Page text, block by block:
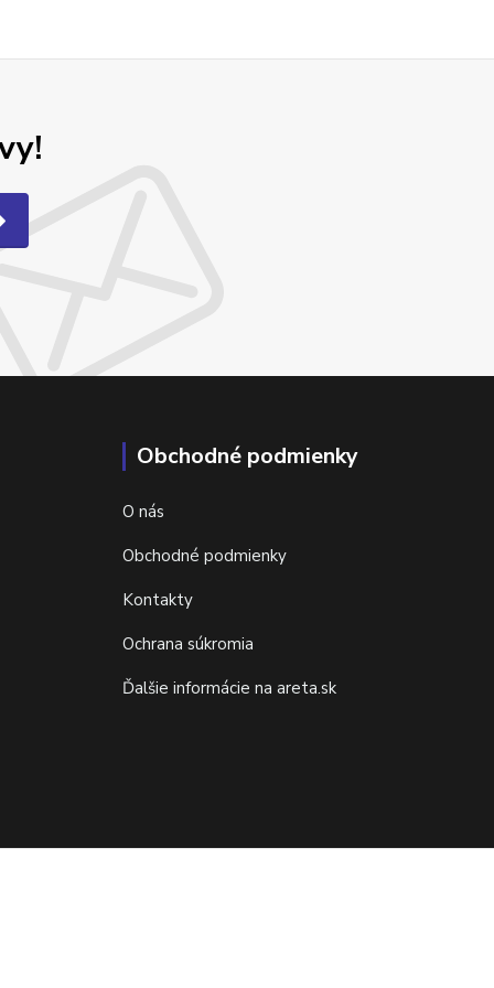
Obchodné podmienky
O nás
Obchodné podmienky
Kontakty
Ochrana súkromia
Ďalšie informácie na areta.sk